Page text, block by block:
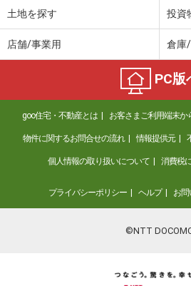
153.04m²
999万円
住 所
埼玉県熊谷市
建物面積 78.66m²
土地面積
124.17m²
埼玉県川口市大字木曽呂
価 格
4,490万円
住 所
埼玉県川口市
96.08m²
埼玉県春日部市粕壁東６
土地を探す 投資
店舗/事業用 倉庫
PC版
goo住宅・不動産とは お客さまご利用端末か
物件に関するお問合せの流れ 情報提供元
個人情報の取り扱いについて 消費税
プライバシーポリシー ヘルプ お問
©NTT